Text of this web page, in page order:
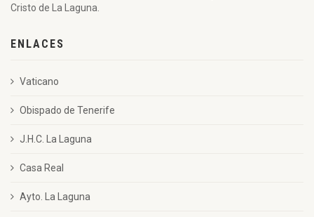
Cristo de La Laguna.
ENLACES
Vaticano
Obispado de Tenerife
J.H.C. La Laguna
Casa Real
Ayto. La Laguna